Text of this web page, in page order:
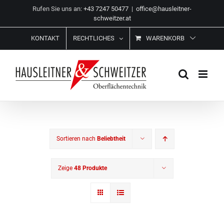
springen
Rufen Sie uns an: +43 7247 50477 | office@hausleitner-
schweitzer.at
KONTAKT RECHTLICHES WARENKORB
Sortieren nach Beliebtheit
Zeige 48 Produkte